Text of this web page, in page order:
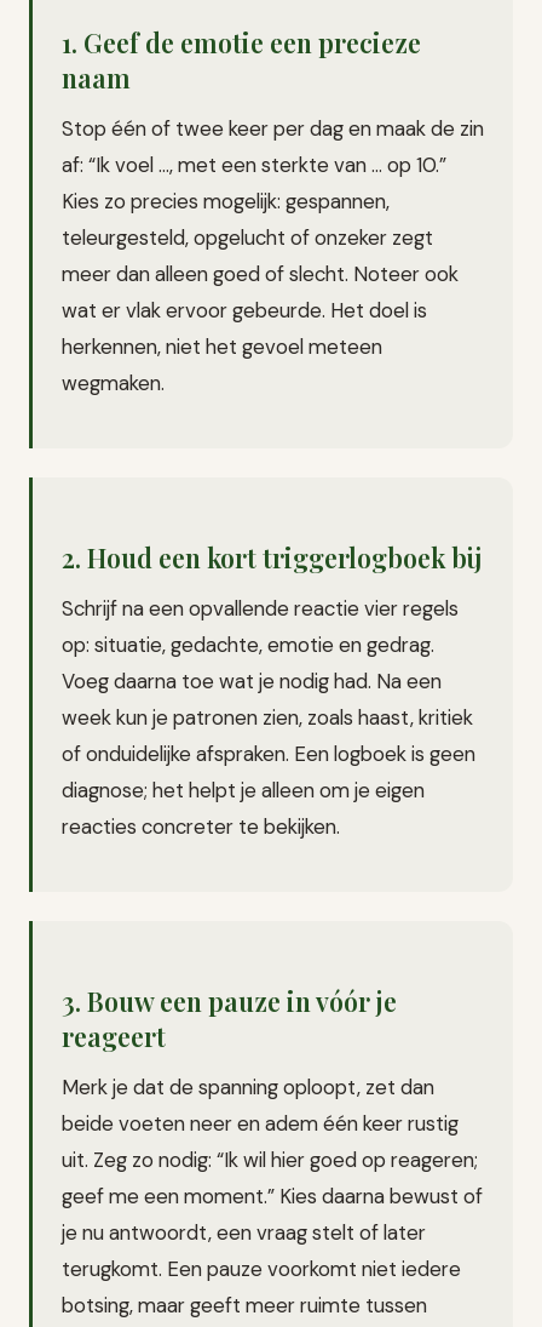
1. Geef de emotie een precieze
naam
Stop één of twee keer per dag en maak de zin
af: “Ik voel …, met een sterkte van … op 10.”
Kies zo precies mogelijk: gespannen,
teleurgesteld, opgelucht of onzeker zegt
meer dan alleen goed of slecht. Noteer ook
wat er vlak ervoor gebeurde. Het doel is
herkennen, niet het gevoel meteen
wegmaken.
2. Houd een kort triggerlogboek bij
Schrijf na een opvallende reactie vier regels
op: situatie, gedachte, emotie en gedrag.
Voeg daarna toe wat je nodig had. Na een
week kun je patronen zien, zoals haast, kritiek
of onduidelijke afspraken. Een logboek is geen
diagnose; het helpt je alleen om je eigen
reacties concreter te bekijken.
3. Bouw een pauze in vóór je
reageert
Merk je dat de spanning oploopt, zet dan
beide voeten neer en adem één keer rustig
uit. Zeg zo nodig: “Ik wil hier goed op reageren;
geef me een moment.” Kies daarna bewust of
je nu antwoordt, een vraag stelt of later
terugkomt. Een pauze voorkomt niet iedere
botsing, maar geeft meer ruimte tussen